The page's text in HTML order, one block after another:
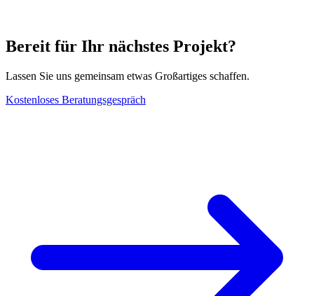
Bereit für Ihr nächstes Projekt?
Lassen Sie uns gemeinsam etwas Großartiges schaffen.
Kostenloses Beratungsgespräch